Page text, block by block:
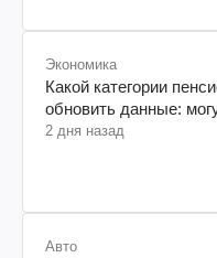
Экономика
Какой категории
обновить данные:
2 дня назад
Авто